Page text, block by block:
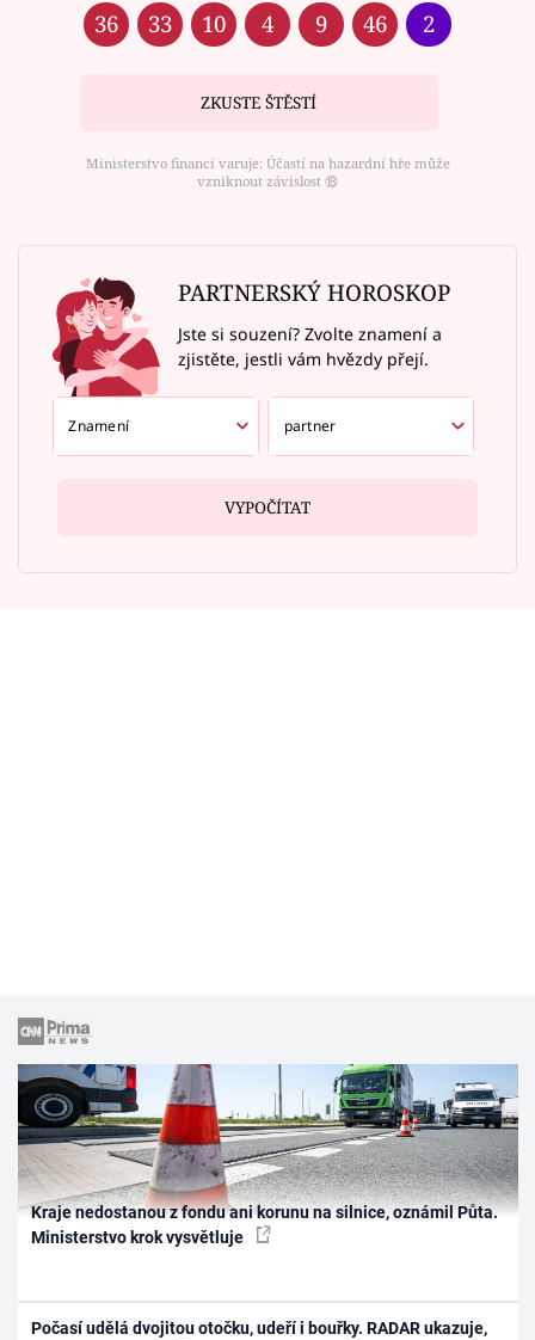
36 33 10 4 9 46 2
ZKUSTE ŠTĚSTÍ
Ministerstvo financí varuje: Účastí na hazardní hře může
vzniknout závislost ⑱
PARTNERSKÝ HOROSKOP
Jste si souzení? Zvolte znamení a
zjistěte, jestli vám hvězdy přejí.
VYPOČÍTAT
Kraje nedostanou z fondu ani korunu na silnice, oznámil Půta.
Ministerstvo krok vysvětluje
Počasí udělá dvojitou otočku, udeří i bouřky. RADAR ukazuje,